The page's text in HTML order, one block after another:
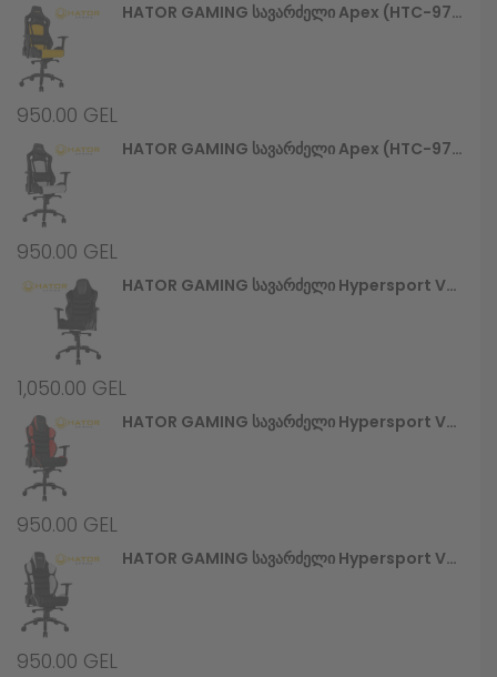
HATOR GAMING Სავარძელი Apex (HTC-971) Black/Yellow
950.00 GEL
HATOR GAMING Სავარძელი Apex (HTC-972) Black/White
950.00 GEL
HATOR GAMING Სავარძელი Hypersport V2 (HTC-945) Stealth
1,050.00 GEL
HATOR GAMING Სავარძელი Hypersport V2 (HTC-946) Black/Red
950.00 GEL
HATOR GAMING Სავარძელი Hypersport V2 (HTC-948) Black/White
950.00 GEL